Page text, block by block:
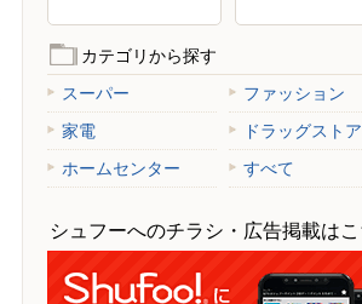
カテゴリから探す
スーパー
ファッション
家電
ドラッグストア
ホームセンター
すべて
シュフーへのチラシ・広告掲載はこ